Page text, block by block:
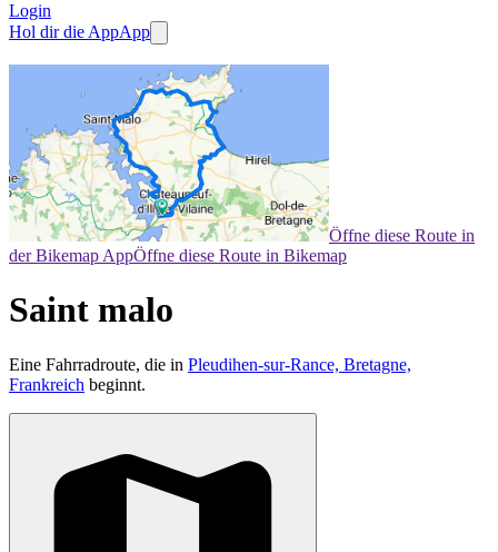
Login
Hol dir die AppApp
Öffne diese Route in
der Bikemap AppÖffne diese Route in Bikemap
Saint malo
Eine Fahrradroute, die in Pleudihen-sur-Rance, Bretagne,
Frankreich beginnt.